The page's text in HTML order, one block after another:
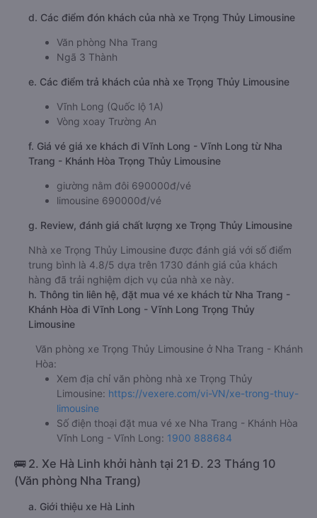
d. Các điểm đón khách của nhà xe Trọng Thủy Limousine
Văn phòng Nha Trang
Ngã 3 Thành
e. Các điểm trả khách của nhà xe Trọng Thủy Limousine
Vĩnh Long (Quốc lộ 1A)
Vòng xoay Trường An
f. Giá vé giá xe khách đi Vĩnh Long - Vĩnh Long từ Nha
Trang - Khánh Hòa Trọng Thủy Limousine
giường nằm đôi 690000đ/vé
limousine 690000đ/vé
g. Review, đánh giá chất lượng xe Trọng Thủy Limousine
Nhà xe Trọng Thủy Limousine được đánh giá với số điểm
trung bình là 4.8/5 dựa trên 1730 đánh giá của khách
hàng đã trải nghiệm dịch vụ của nhà xe này.
h. Thông tin liên hệ, đặt mua vé xe khách từ Nha Trang -
Khánh Hòa đi Vĩnh Long - Vĩnh Long Trọng Thủy
Limousine
Văn phòng xe Trọng Thủy Limousine ở Nha Trang - Khánh
Hòa:
Xem địa chỉ văn phòng nhà xe Trọng Thủy
Limousine: https://vexere.com/vi-VN/xe-trong-thuy-
limousine
Số điện thoại đặt mua vé xe Nha Trang - Khánh Hòa
Vĩnh Long - Vĩnh Long: 1900 888684
🚌 2. Xe Hà Linh khởi hành tại 21 Đ. 23 Tháng 10
(Văn phòng Nha Trang)
a. Giới thiệu xe Hà Linh